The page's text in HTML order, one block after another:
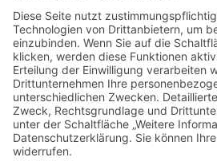
Wirtschaftsprüfung